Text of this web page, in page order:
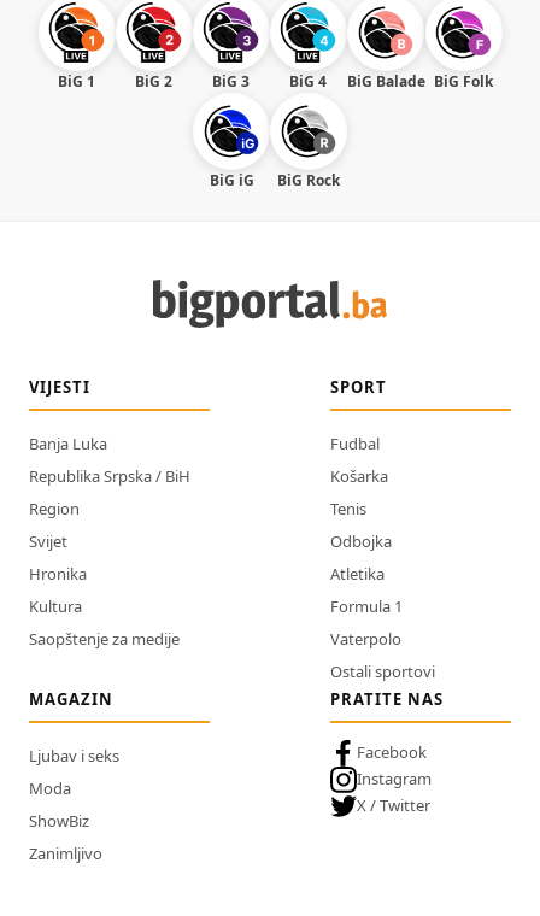
BiG 1 BiG 2 BiG 3 BiG 4 BiG Balade BiG Folk
BiG iG BiG Rock
VIJESTI
Banja Luka
Republika Srpska / BiH
Region
Svijet
Hronika
Kultura
Saopštenje za medije
SPORT
Fudbal
Košarka
Tenis
Odbojka
Atletika
Formula 1
Vaterpolo
Ostali sportovi
MAGAZIN
Ljubav i seks
Moda
ShowBiz
Zanimljivo
PRATITE NAS
Facebook
Instagram
X / Twitter